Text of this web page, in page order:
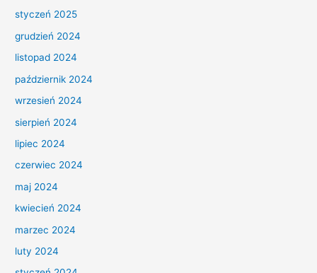
styczeń 2025
grudzień 2024
listopad 2024
październik 2024
wrzesień 2024
sierpień 2024
lipiec 2024
czerwiec 2024
maj 2024
kwiecień 2024
marzec 2024
luty 2024